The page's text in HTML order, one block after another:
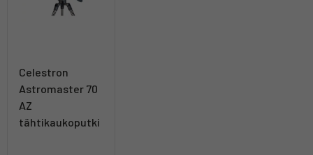
Celestron
Astromaster 70
AZ
tähtikaukoputki